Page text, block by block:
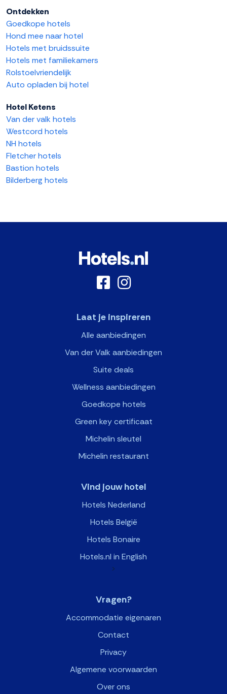
Ontdekken
Goedkope hotels
Hond mee naar hotel
Hotels met bruidssuite
Hotels met familiekamers
Rolstoelvriendelijk
Auto opladen bij hotel
Hotel Ketens
Van der valk hotels
Westcord hotels
NH hotels
Fletcher hotels
Bastion hotels
Bilderberg hotels
Laat je inspireren
Alle aanbiedingen
Van der Valk aanbiedingen
Suite deals
Wellness aanbiedingen
Goedkope hotels
Green key certificaat
Michelin sleutel
Michelin restaurant
Vind jouw hotel
Hotels Nederland
Hotels België
Hotels Bonaire
Hotels.nl in English
>
Vragen?
Accommodatie eigenaren
Contact
Privacy
Algemene voorwaarden
Over ons